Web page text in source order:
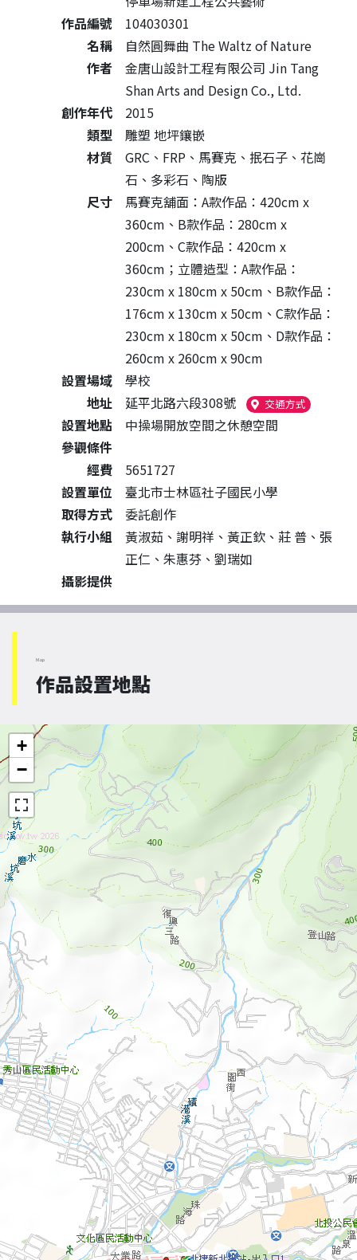
作品編號
104030301
名稱
自然圓舞曲 The Waltz of Nature
作者
金唐山設計工程有限公司 Jin Tang
Shan Arts and Design Co., Ltd.
創作年代
2015
類型
雕塑 地坪鑲嵌
材質
GRC、FRP、馬賽克、抿石子、花崗
石、多彩石、陶版
尺寸
馬賽克舖面：A款作品：420cm x
360cm、B款作品：280cm x
200cm、C款作品：420cm x
360cm；立體造型：A款作品：
230cm x 180cm x 50cm、B款作品：
176cm x 130cm x 50cm、C款作品：
230cm x 180cm x 50cm、D款作品：
260cm x 260cm x 90cm
設置場域
學校
地址
延平北路六段308號 交通方式（另開新
設置地點
中操場開放空間之休憩空間
參觀條件
經費
5651727
設置單位
臺北市士林區社子國民小學
取得方式
委託創作
執行小組
黃淑茹、謝明祥、黃正欽、莊 普、張
正仁、朱惠芬、劉瑞如
攝影提供
Map
作品設置地點
+
−